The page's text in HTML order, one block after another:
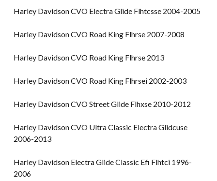
Harley Davidson CVO Electra Glide Flhtcsse 2004-2005
Harley Davidson CVO Road King Flhrse 2007-2008
Harley Davidson CVO Road King Flhrse 2013
Harley Davidson CVO Road King Flhrsei 2002-2003
Harley Davidson CVO Street Glide Flhxse 2010-2012
Harley Davidson CVO Ultra Classic Electra Glidcuse
2006-2013
Harley Davidson Electra Glide Classic Efi Flhtci 1996-
2006